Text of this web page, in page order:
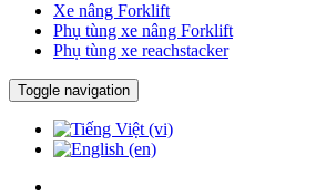
Xe nâng Forklift
Phụ tùng xe nâng Forklift
Phụ tùng xe reachstacker
Toggle navigation